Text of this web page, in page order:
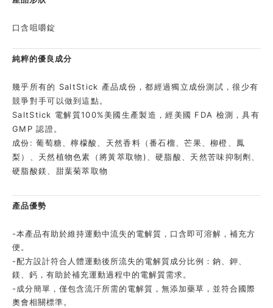
口含咀嚼錠
純粹的優良成分
幾乎所有的 SaltStick 產品成份，都經過獨立成份測試，很少有
競爭對手可以做到這點。
SaltStick 電解質100%美國生產製造，經美國 FDA 檢測，具有
GMP 認證。
成份: 葡萄糖、檸檬酸、天然香料（番石榴、芒果、柳橙、鳳
梨）、天然植物色素（將黃萃取物)、硬脂酸、天然苦味抑制劑、
硬脂酸鎂、甜葉菊萃取物
產品優勢
-本產品有助於維持運動中流失的電解質，口含即可溶解，補充方
便。
-配方設計符合人體運動後所流失的電解質成分比例：鈉、鉀、
鎂、鈣，有助於補充運動過程中的電解質需求。
- 成分簡單，僅包含流汗所需的電解質，無添加藥草，並符合國際
奧會相關標準。